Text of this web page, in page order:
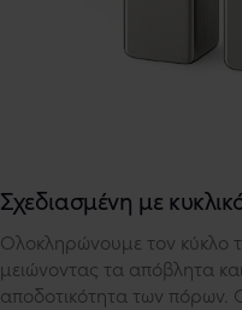
Σχεδιασμένη με
Ολοκληρώνουμε τον κύκλο
μειώνοντας τα απόβλητα
αποδοτικότητα των πόρων.